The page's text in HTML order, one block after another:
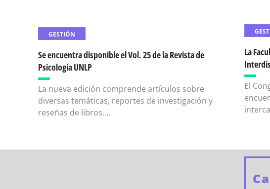
GESTIÓN
Se encuentra disponible el Vol. 25 de la Revista de
Psicología UNLP
La nueva edición comprende artículos sobre
diversas temáticas, reportes de investigación y
reseñas de libros....
La
El